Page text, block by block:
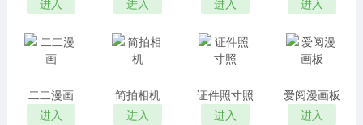
进入
进入
进入
进入
二二漫画
进入
简拍相机
进入
证件照寸照
进入
爱阅漫画板
进入